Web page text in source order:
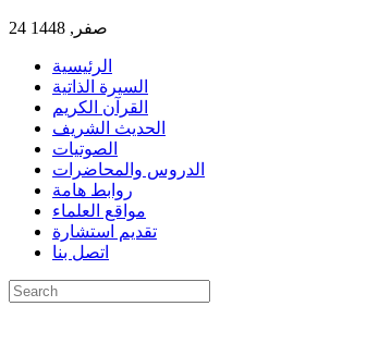
24 صفر, 1448
الرئيسية
السيرة الذاتية
القرآن الكريم
الحديث الشريف
الصوتيات
الدروس والمحاضرات
روابط هامة
مواقع العلماء
تقديم استشارة
اتصل بنا